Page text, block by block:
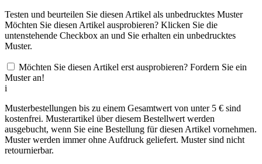
Testen und beurteilen Sie diesen Artikel als unbedrucktes Muster
Möchten Sie diesen Artikel ausprobieren? Klicken Sie die
untenstehende Checkbox an und Sie erhalten ein unbedrucktes
Muster.
Möchten Sie diesen Artikel erst ausprobieren? Fordern Sie ein
Muster an!
i
Musterbestellungen bis zu einem Gesamtwert von unter 5 € sind
kostenfrei. Musterartikel über diesem Bestellwert werden
ausgebucht, wenn Sie eine Bestellung für diesen Artikel vornehmen.
Muster werden immer ohne Aufdruck geliefert. Muster sind nicht
retournierbar.